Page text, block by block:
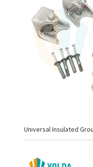
Universal Insulated